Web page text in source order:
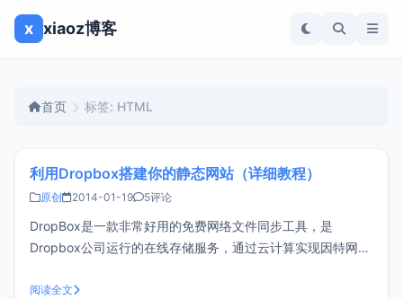
x xiaoz博客
首页 标签: HTML
利用Dropbox搭建你的静态网站（详细教程）
原创 2014-01-19 5评论
DropBox是一款非常好用的免费网络文件同步工具，是
Dropbox公司运行的在线存储服务，通过云计算实现因特网上
大家分享一下如何使用dropbox来搭建静态网页。<br/ > 1、
阅读全文